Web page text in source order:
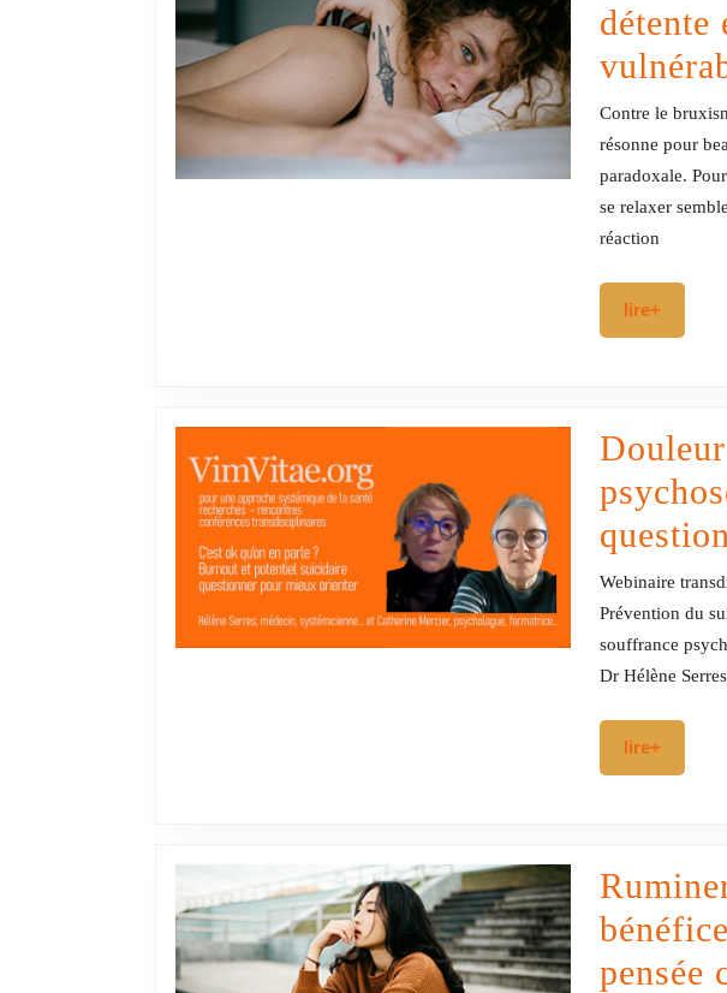
détente
Contre le
résonne pour
paradoxale.
se relaxer
réaction
lire+
Webinaire
Prévention du
souffrance
Dr Hélène
lire+
pensée